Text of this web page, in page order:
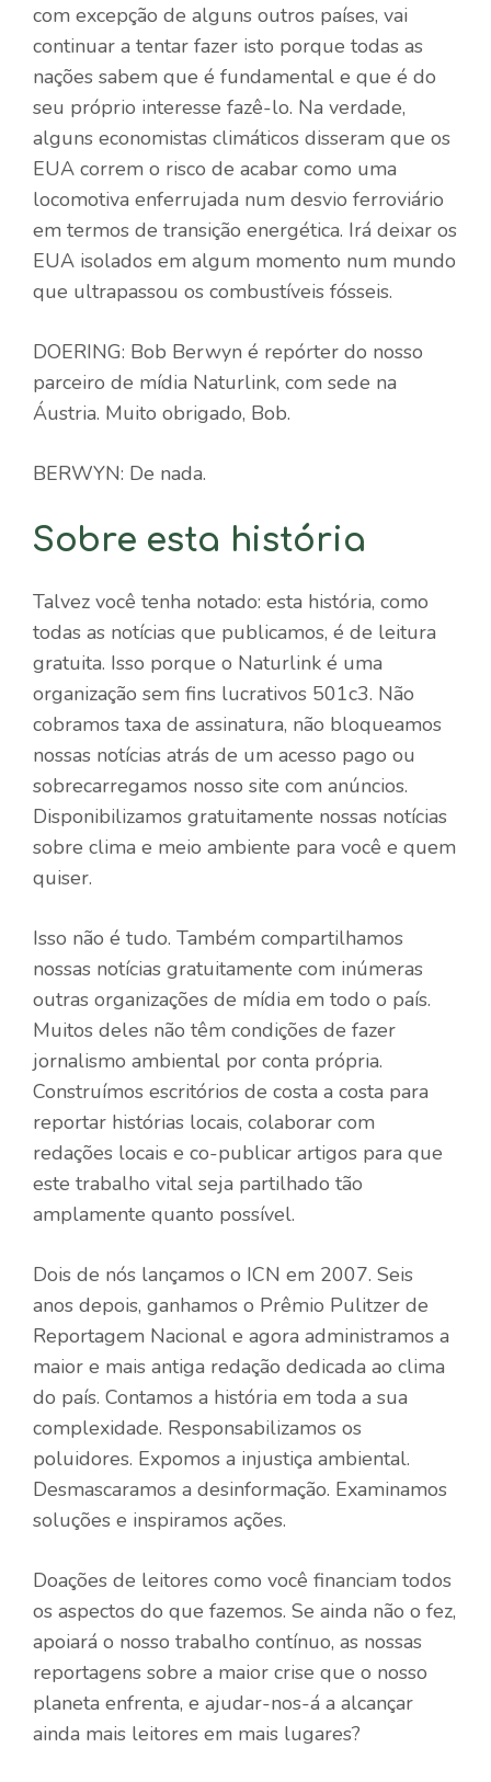
com excepção de alguns outros países, vai
continuar a tentar fazer isto porque todas as
nações sabem que é fundamental e que é do
seu próprio interesse fazê-lo. Na verdade,
alguns economistas climáticos disseram que os
EUA correm o risco de acabar como uma
locomotiva enferrujada num desvio ferroviário
em termos de transição energética. Irá deixar os
EUA isolados em algum momento num mundo
que ultrapassou os combustíveis fósseis.
DOERING: Bob Berwyn é repórter do nosso
parceiro de mídia Naturlink, com sede na
Áustria. Muito obrigado, Bob.
BERWYN: De nada.
Sobre esta história
Talvez você tenha notado: esta história, como
todas as notícias que publicamos, é de leitura
gratuita. Isso porque o Naturlink é uma
organização sem fins lucrativos 501c3. Não
cobramos taxa de assinatura, não bloqueamos
nossas notícias atrás de um acesso pago ou
sobrecarregamos nosso site com anúncios.
Disponibilizamos gratuitamente nossas notícias
sobre clima e meio ambiente para você e quem
quiser.
Isso não é tudo. Também compartilhamos
nossas notícias gratuitamente com inúmeras
outras organizações de mídia em todo o país.
Muitos deles não têm condições de fazer
jornalismo ambiental por conta própria.
Construímos escritórios de costa a costa para
reportar histórias locais, colaborar com
redações locais e co-publicar artigos para que
este trabalho vital seja partilhado tão
amplamente quanto possível.
Dois de nós lançamos o ICN em 2007. Seis
anos depois, ganhamos o Prêmio Pulitzer de
Reportagem Nacional e agora administramos a
maior e mais antiga redação dedicada ao clima
do país. Contamos a história em toda a sua
complexidade. Responsabilizamos os
poluidores. Expomos a injustiça ambiental.
Desmascaramos a desinformação. Examinamos
soluções e inspiramos ações.
Doações de leitores como você financiam todos
os aspectos do que fazemos. Se ainda não o fez,
apoiará o nosso trabalho contínuo, as nossas
reportagens sobre a maior crise que o nosso
planeta enfrenta, e ajudar-nos-á a alcançar
ainda mais leitores em mais lugares?